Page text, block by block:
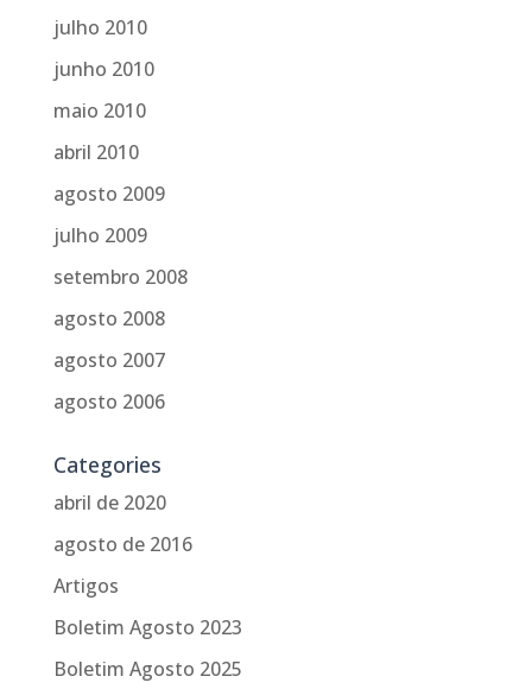
julho 2010
junho 2010
maio 2010
abril 2010
agosto 2009
julho 2009
setembro 2008
agosto 2008
agosto 2007
agosto 2006
Categories
abril de 2020
agosto de 2016
Artigos
Boletim Agosto 2023
Boletim Agosto 2025